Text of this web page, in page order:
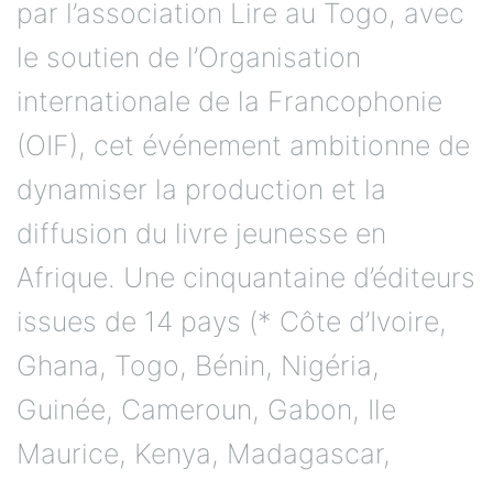
par l’association Lire au Togo, avec
le soutien de l’Organisation
internationale de la Francophonie
(OIF), cet événement ambitionne de
dynamiser la production et la
diffusion du livre jeunesse en
Afrique. Une cinquantaine d’éditeurs
issues de 14 pays (* Côte d’Ivoire,
Ghana, Togo, Bénin, Nigéria,
Guinée, Cameroun, Gabon, Ile
Maurice, Kenya, Madagascar,